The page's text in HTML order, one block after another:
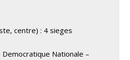
centre) : 4 sieges
Democratique Nationale –